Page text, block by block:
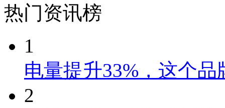
热门资讯榜
1
电量提升33%，这个
2